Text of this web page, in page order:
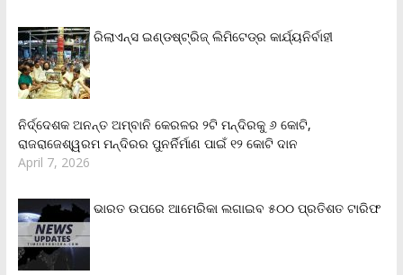
ରିଲାଏନ୍‌ସ ଇଣ୍ଡଷ୍ଟ୍ରିଜ୍ ଲିମିଟେଡ୍‌ର କାର୍ଯ୍ୟନିର୍ବାହୀ
ନିର୍ଦ୍ଦେଶକ ଅନନ୍ତ ଅମ୍ବାନି କେରଳର ୨ଟି ମନ୍ଦିରକୁ ୬ କୋଟି,
ରାଜରାଜେଶ୍ୱରମ ମନ୍ଦିରର ପୁନର୍ନିର୍ମାଣ ପାଇଁ ୧୨ କୋଟି ଦାନ
April 7, 2026
ଭାରତ ଉପରେ ଆମେରିକା ଲଗାଇବ ୫୦୦ ପ୍ରତିଶତ ଟାରିଫ